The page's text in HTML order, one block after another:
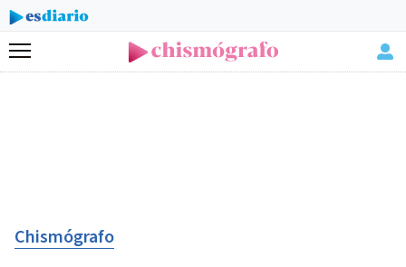
Menú
Chismógrafo